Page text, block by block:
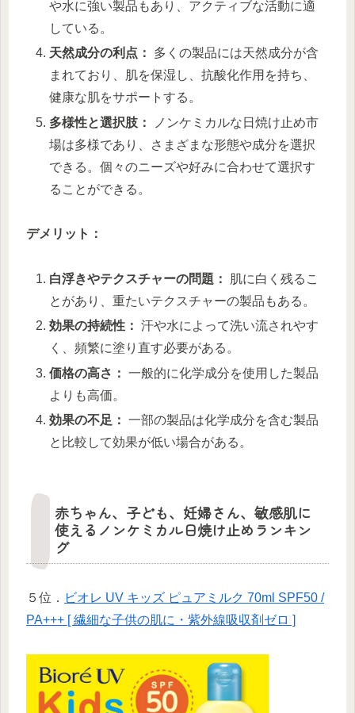
や水に強い製品もあり、アクティブな活動に適
している。
天然成分の利点：
多くの製品には天然成分が含
まれており、肌を保湿し、抗酸化作用を持ち、
健康な肌をサポートする。
多様性と選択肢：
ノンケミカルな日焼け止め市
場は多様であり、さまざまな形態や成分を選択
できる。個々のニーズや好みに合わせて選択す
ることができる。
デメリット：
白浮きやテクスチャーの問題：
肌に白く残るこ
とがあり、重たいテクスチャーの製品もある。
効果の持続性： 汗や水によって洗い流されやす
く、頻繁に塗り直す必要がある。
価格の高さ： 一般的に化学成分を使用した製品
よりも高価。
効果の不足： 一部の製品は化学成分を含む製品
と比較して効果が低い場合がある。
赤ちゃん、子ども、妊婦さん、敏感肌に
使えるノンケミカル日焼け止めランキン
グ
５位． ビオレ UV キッズ ピュアミルク 70ml SPF50 /
PA+++ [ 繊細な子供の肌に・紫外線吸収剤ゼロ ]